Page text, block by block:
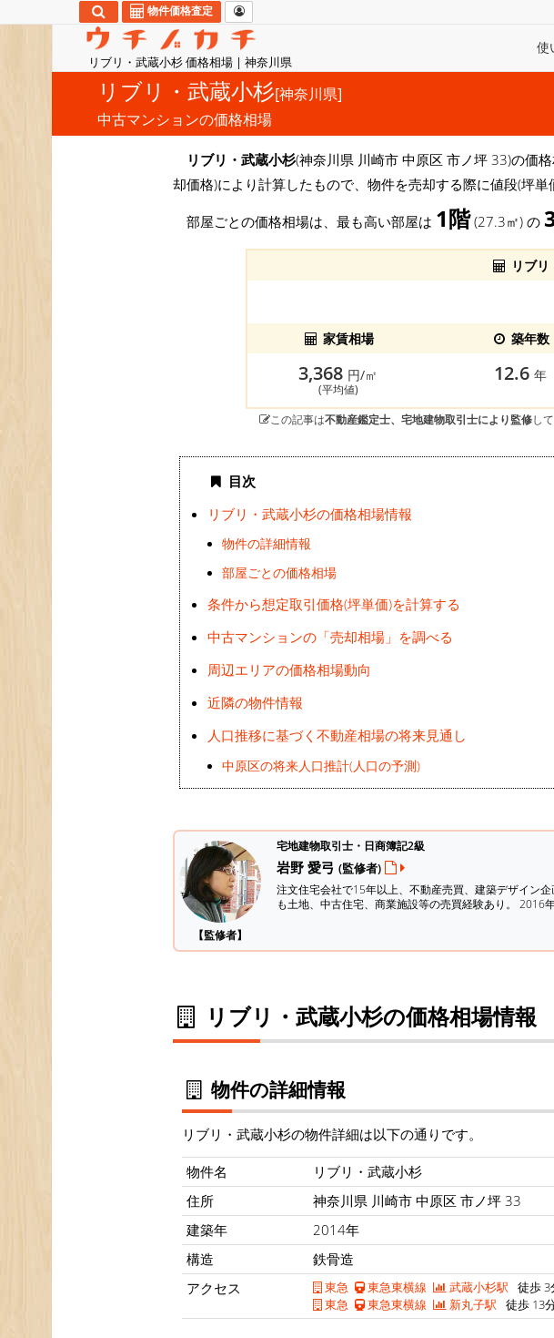
リブリ・武蔵小杉 価格相場 | 神奈川県
使
物件価格査定
リブリ・武蔵小杉[神奈川県]
中古マンションの価格相場
リブリ・武蔵小杉(神奈川県 川崎市 中原区 市ノ坪 33)の価
却価格)により計算したもので、物件を売却する際に値段(坪
部屋ごとの価格相場は、最も高い部屋は 1階(27.3㎡) の
リブ
家賃相場
築年数
3,368 円/㎡
(平均値)
12.6 年
この記事は不動産鑑定士、宅地建物取引士により監修し
目次
リブリ・武蔵小杉の価格相場情報
物件の詳細情報
部屋ごとの価格相場
条件から想定取引価格(坪単価)を計算する
中古マンションの「売却相場」を調べる
周辺エリアの価格相場動向
近隣の物件情報
人口推移に基づく不動産相場の将来見通し
中原区の将来人口推計(人口の予測)
【監修者】
宅地建物取引士・日商簿記2級
岩野 愛弓 (監修者)
注文住宅会社で15年以上、不動産売買、建築デザイン
も土地、中古住宅、商業施設等の売買経験あり。 2016
リブリ・武蔵小杉の価格相場情報
物件の詳細情報
リブリ・武蔵小杉の物件詳細は以下の通りです。
物件名
リブリ・武蔵小杉
住所
神奈川県 川崎市 中原区 市ノ坪 33
建築年
2014年
構造
鉄骨造
アクセス
東急 東急東横線 武蔵小杉駅 徒歩 3
東急
東急東横線 新丸子駅 徒歩 13